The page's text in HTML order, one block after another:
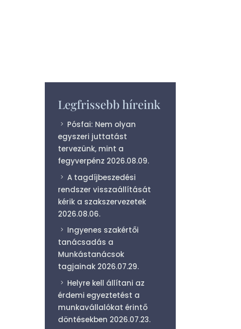
Legfrissebb híreink
Pósfai: Nem olyan
egyszeri juttatást
tervezünk, mint a
fegyverpénz 2026.08.09.
A tagdíjbeszedési
rendszer visszaállítását
kérik a szakszervezetek
2026.08.06.
Ingyenes szakértői
tanácsadás a
Munkástanácsok
tagjainak 2026.07.29.
Helyre kell állítani az
érdemi egyeztetést a
munkavállalókat érintő
döntésekben 2026.07.23.